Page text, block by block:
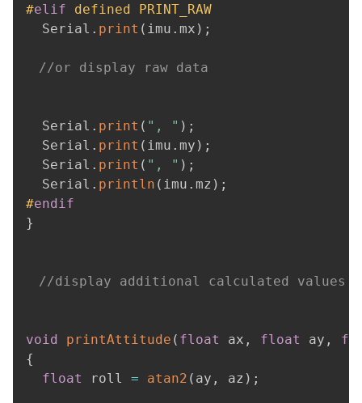
#elif
defined PRINT_RAW
  Serial
. print ( imu . mx ) ;
//or display raw data
  Serial
. print ( ", " ) ;
  Serial
. print ( imu . my ) ;
  Serial
. print ( ", " ) ;
  Serial
. println ( imu . mz ) ;
#endif
}
//display additional calculated values
void printAttitude ( float ax , float ay ,
{
float
roll = atan2 ( ay , az ) ;